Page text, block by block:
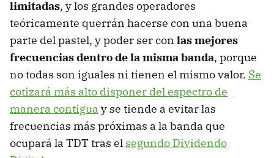
limitadas, y los grandes operadores
teóricamente querrán hacerse con una buena
parte del pastel, y poder ser con las mejores
frecuencias dentro de la misma banda, porque
no todas son iguales ni tienen el mismo valor. Se
cotizará más alto disponer del espectro de
manera contigua y se tiende a evitar las
frecuencias más próximas a la banda que
ocupará la TDT tras el segundo Dividendo